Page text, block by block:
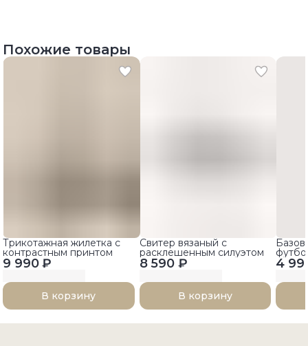
Похожие товары
9 990 ₽
Трикотажная жилетка с
контрастным принтом
В корзину
8 590 ₽
Свитер вязаный с
расклешенным силуэтом
В корзину
4